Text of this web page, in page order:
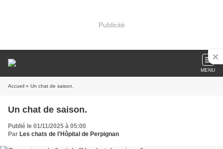
Publicité
MENU
Accueil » Un chat de saison.
Un chat de saison.
Publié le 01/11/2025 à 05:00
Par Les chats de l'Hôpital de Perpignan